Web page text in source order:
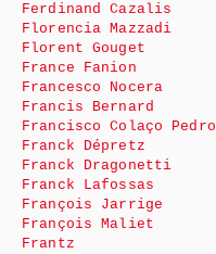
Ferdinand Cazalis
Florencia Mazzadi
Florent Gouget
France Fanion
Francesco Nocera
Francis Bernard
Francisco Colaço Pedro
Franck Dépretz
Franck Dragonetti
Franck Lafossas
François Jarrige
François Maliet
Frantz